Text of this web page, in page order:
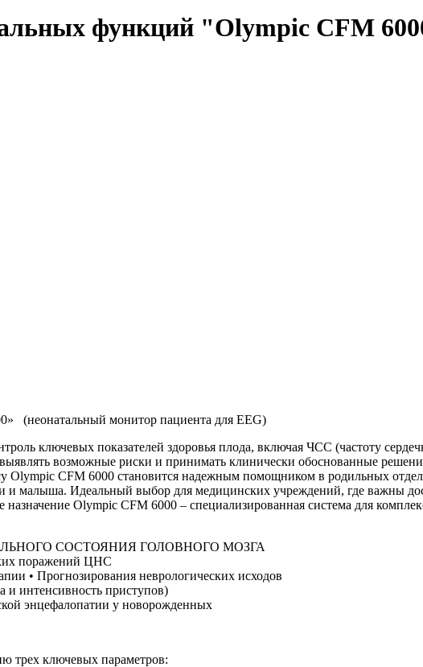
функций "Olympic CFM
(неонатальный монитор пациента для EEG)
ключевых показателей здоровья плода, включая ЧСС (частоту
возможные риски и принимать клинически обоснованные
Olympic CFM 6000 становится надежным помощником в родильных
и малыша. Идеальный выбор для медицинских учреждений, где важны
Olympic CFM 6000 – специализированная система для
СОСТОЯНИЯ ГОЛОВНОГО МОЗГА
поражений ЦНС
• Прогнозирования неврологических исходов
и интенсивность приступов)
энцефалопатии у новорожденных
трех ключевых параметров: